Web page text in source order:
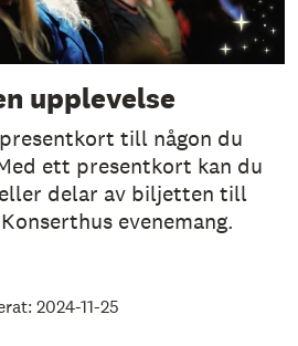
upplevelse
till någon du
ett presentkort kan du
delar av biljetten till
evenemang.
2024-11-25